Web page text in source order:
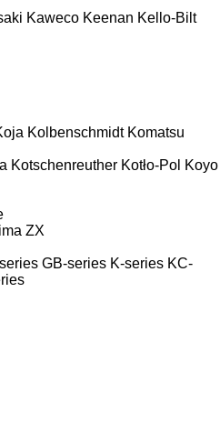
Kaweco Keenan Kello-Bilt
Kolbenschmidt Komatsu
Kotschenreuther Kotło-Pol Koyo
ZX
GB-series K-series KC-